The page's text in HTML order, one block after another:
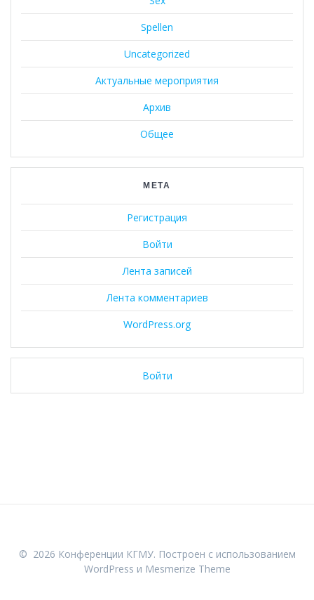
Spellen
Uncategorized
Актуальные мероприятия
Архив
Общее
МЕТА
Регистрация
Войти
Лента записей
Лента комментариев
WordPress.org
Войти
© 2026 Конференции КГМУ. Построен с использованием
WordPress и Mesmerize Theme